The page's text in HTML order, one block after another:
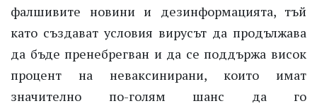
фалшивите новини и дезинформацията, тъй
като създават условия вирусът да продължава
да бъде пренебрегван и да се поддържа висок
процент на неваксинирани, които имат
значително по-голям шанс да го